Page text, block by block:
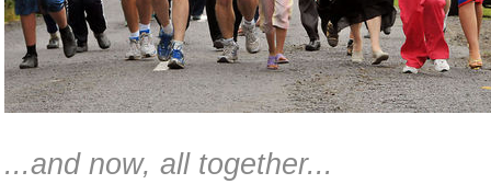
...and now, all together...